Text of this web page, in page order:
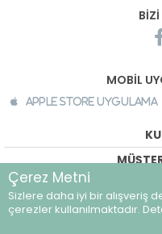
MOBİL
Apple Store Uygulama
©breeze.com.tr
Çerez Metni
Sizlere daha iyi bir alışveriş
çerezler kullanılmaktadır.